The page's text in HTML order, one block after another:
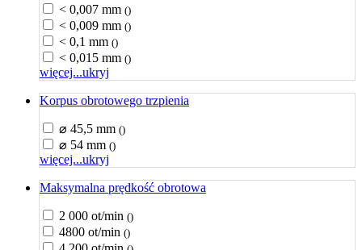
< 0,007 mm ()
< 0,009 mm ()
< 0,1 mm ()
< 0,015 mm ()
więcej...ukryj
Korpus obrotowego trzpienia
⌀ 45,5 mm ()
⌀ 54 mm ()
więcej...ukryj
Maksymalna prędkość obrotowa
2 000 ot/min ()
4800 ot/min ()